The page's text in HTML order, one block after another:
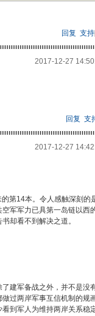
回复 支持
2017-12-27
回复 支
2017-12-27
第14本。令人感触深刻的
军军力已具第一岛链以西
却看不到解决之道。
建军备战之外，并不是没
过两岸军事互信机制的规
到军人为维持两岸关系稳